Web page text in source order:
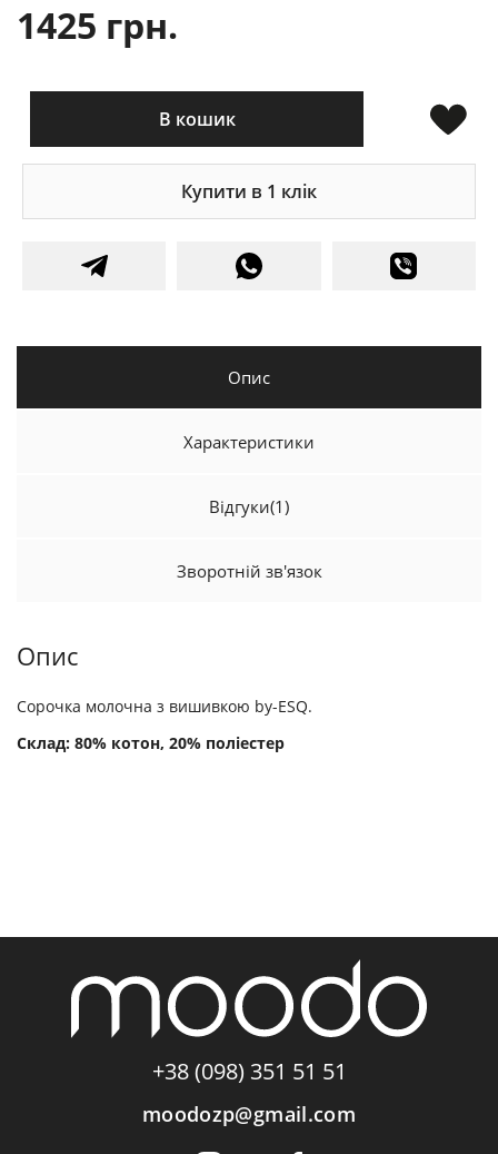
1425 грн.
В кошик
Купити в 1 клік
Опис
Характеристики
Відгуки(1)
Зворотній зв'язок
Опис
Сорочка молочна з вишивкою by-ESQ.
Склад: 80% котон, 20% поліестер
+38 (098) 351 51 51
moodozp@gmail.com